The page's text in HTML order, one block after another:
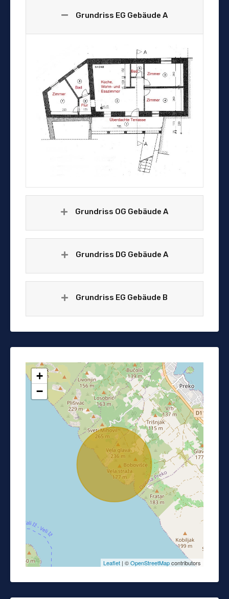
Grundriss EG Gebäude A
Grundriss OG Gebäude A
Grundriss DG Gebäude A
Grundriss EG Gebäude B
+
−
Leaflet | ©OpenStreetMapcontributors